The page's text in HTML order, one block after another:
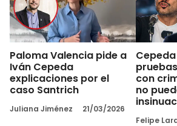
Paloma Valencia pide a
Iván Cepeda
explicaciones por el
caso Santrich
Juliana Jiménez 21/03/2026
con
no
Felipe